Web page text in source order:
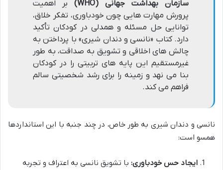
سازمان بهداشت جهانی (WHO)
بر اهمیت
پرورش مهارت هایی چون خودباوری، تفکر خلاق،
توانایی حل مسئله و همدلی در کودکان تأکید
دارد. کتاب «نانسی و دندان شیری» با پرداختن به
چالش های اخلاقی و تشویق به صداقت، به طور
غیرمستقیم این پایه های تربیتی را در کودکان
بنا می نهد و زمینه را برای رشد شخصیتی سالم
فراهم می کند.
نانسی و دندان شیری به طور خاص، در چند جنبه با این استانداردها
همسو است:
ایجاد حس خودباوری: با تشویق نانسی به اعتراف و تجربه